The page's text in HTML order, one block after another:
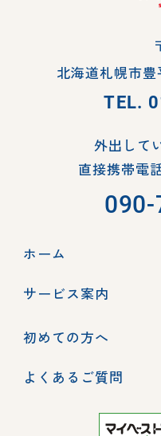
北海道札幌市
TEL.
外出して
直接携帯電
ホーム
サービス案内
初めての方へ
よくあるご質問